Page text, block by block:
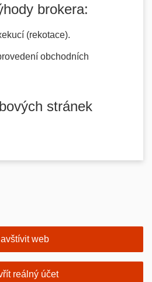
brokera:
(rekotace).
obchodních
stránek
web
reálný účet